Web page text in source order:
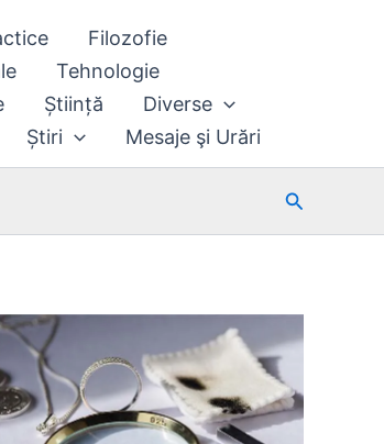
Filozofie
Tehnologie
Știință
Diverse
Știri Mesaje şi Urări
Search